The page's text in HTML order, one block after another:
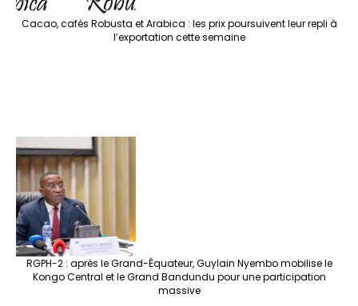
Cacao, cafés Robusta et Arabica : les prix poursuivent leur repli à
l’exportation cette semaine
RGPH-2 : après le Grand-Équateur, Guylain Nyembo mobilise le
Kongo Central et le Grand Bandundu pour une participation
massive